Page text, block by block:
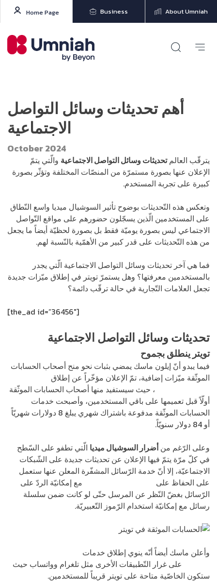
Home Page Business About Umniah
أهم تحديثات وسائل التواصل
الاجتماعية
October 2024
يترقّب العالمتحديثات وسائل التواصل الاجتماعية والّتي يتمّ
الإعلان عنها بصورة مستمرّة من المنصّات المختلفة وتؤثّر بصورة
كبيرة على تجربة المستخدم.
وتعكس هذه التّحديثات بوضوح تأثير السوشيال ميديا واسع النّطاق
على المستخدمين الّذين يسجّلون حضورهم على مواقع التّواصل
الاجتماعي ليس بصورة يوميّة فقط بل بصورة لحظيّة أيضاً ما يجعل
من هذه التّحديثات على قدر كبير من الأهمّية بالنّسبة لهم.
فما هي آخر تحديثات وسائل التواصل الاجتماعية الّتي يجدر
بالمستخدمين معرفتها؟ وهل يستمرّ تويتر في إطلاق ميّزات جديدة
تجعل العلامات التّجارية في حالة ترقّب دائمة؟
[the_ad id=”36456″]
تحديثات وسائل التواصل الاجتماعية
تويتر ينطلق بجموح
فيما يبدو أنّ إيلون ماسك يمضي بثبات نحو منح أصحاب الحسابات
الموثّقة ميّزات إضافية، تمّ الإعلان مؤخّراً عن إطلاق
، حيث سيستفيد منها أصحاب الحسابات الموثّقة
أولّاً قبل تعميمها على باقي المستخدمين، وأصبحت خدمات
الحسابات الموثّقة مدفوعة باشتراك شهري يبلغ 8 دولارات شهريّاً
أو 84 دولار سنويّاً.
وعلى الرّغم منأضرار السوشيال ميديا الّتي تطفو على السّطح
في كلّ مرّة يتمّ فيها الإعلان عن تحديثات جديدة على الشّبكات
الاجتماعيّة، إلا أنّ خدمة الرّسائل المشفّرة المعلن عنها ستعمل
على الحفاظ على
مع إمكانيّة الردّ على
الرّسائل بغضّ النّظر عن المرسل حتّى لو كانت ضمن سلسلة
رسائل مع إمكانيّة استخدام الرّموز التّعبيريّة.
وأعلن ماسك أيضاً أنّه ينوي إطلاق خدمات
على غرار التّطبيقات الأخرى مثل تلغرام وواتساب حيث
ستكون الخاصّية متاحة على تويتر قريباً للمستخدمين.